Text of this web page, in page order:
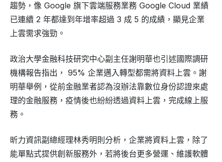
趨勢，像 Google 旗下雲端服務業務 Google Cloud 業績
已連續 2 年都達到年增率超過 3 成 5 的成績，顯見企業
上雲需求強勁。
政治大學金融科技研究中心副主任謝明華也引述國際調研
機構報告指出， 95% 企業邁入轉型都需將資料上雲。謝
明華舉例，從前金融業者認為沒辦法靠數位身份認證來處
理的金融服務，疫情後也紛紛透過資料上雲，完成線上服
務。
昕力資訊副總經理林秀明則分析，企業將資料上雲，除了
能單點式提供創新服務外，若將後台更多營運、維護軟體